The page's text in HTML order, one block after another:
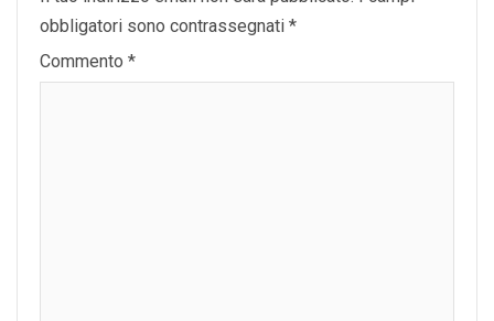
obbligatori sono contrassegnati *
Commento *